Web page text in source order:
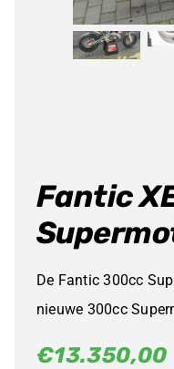
Fantic
De Fantic 300cc
nieuwe 300cc
€13.350,00